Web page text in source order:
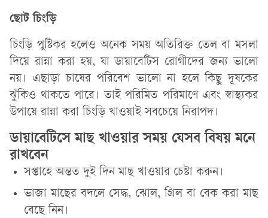
ছোট চিংড়ি
চিংড়ি পুষ্টিকর হলেও অনেক সময় অতিরিক্ত তেল বা মসলা
দিয়ে রান্না করা হয়, যা ডায়াবেটিস রোগীদের জন্য ভালো
নয়। এছাড়া চাষের পরিবেশ ভালো না হলে কিছু দূষকের
ঝুঁকিও থাকতে পারে। তাই পরিমিত পরিমাণে এবং স্বাস্থ্যকর
উপায়ে রান্না করা চিংড়ি খাওয়াই সবচেয়ে নিরাপদ।
ডায়াবেটিসে মাছ খাওয়ার সময় যেসব বিষয় মনে
রাখবেন
সপ্তাহে অন্তত দুই দিন মাছ খাওয়ার চেষ্টা করুন।
ভাজা মাছের বদলে সেদ্ধ, ঝোল, গ্রিল বা বেক করা মাছ
বেছে নিন।